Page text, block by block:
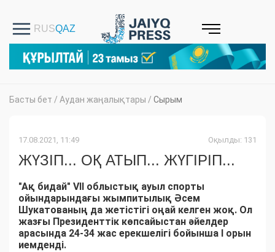
Басты бет / Аудан жаңалықтары / Сырым
17.08.2021, 11:49 Оқылды: 131
ЖҮЗІП... ОҚ АТЫП... ЖҮГІРІП...
"Ақ бидай" VII облыстық ауыл спорты
ойындарындағы жымпитылық Әсем
Шукатованың да жетістігі оңай келген жоқ. Ол
жазғы Президенттік көпсайыстан әйелдер
арасында 24-34 жас ерекшелігі бойынша І орын
иемденді.